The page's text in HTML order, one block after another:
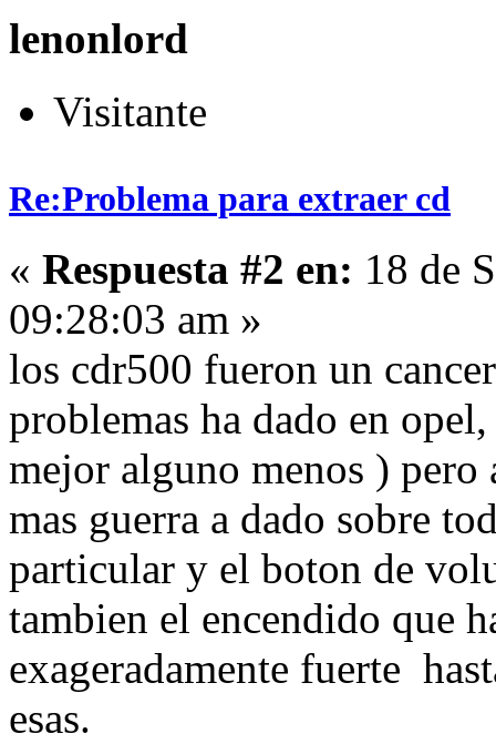
lenonlord
Visitante
Re:Problema para extraer cd
« Respuesta #2 en: 18 de
09:28:03 am »
los cdr500 fueron un
problemas ha dado en
mejor alguno menos ) pero
mas guerra a dado sobre
particular y el boton de
tambien el encendido que
exageradamente fuerte
esas.